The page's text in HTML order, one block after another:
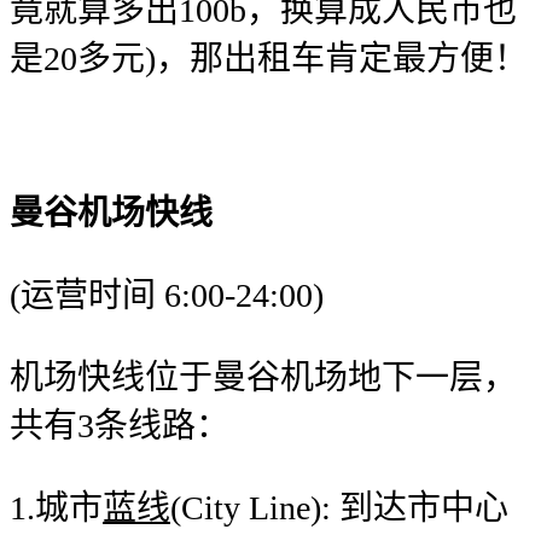
竟就算多出100b，换算成人民币也
是20多元)，那出租车肯定最方便！
曼谷机场快线
(运营时间 6:00-24:00)
机场快线位于曼谷机场地下一层，
共有3条线路：
1.城市蓝线(City Line): 到达市中心